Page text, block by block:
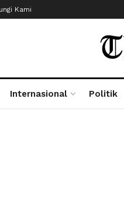
Kami
Internasional Politik